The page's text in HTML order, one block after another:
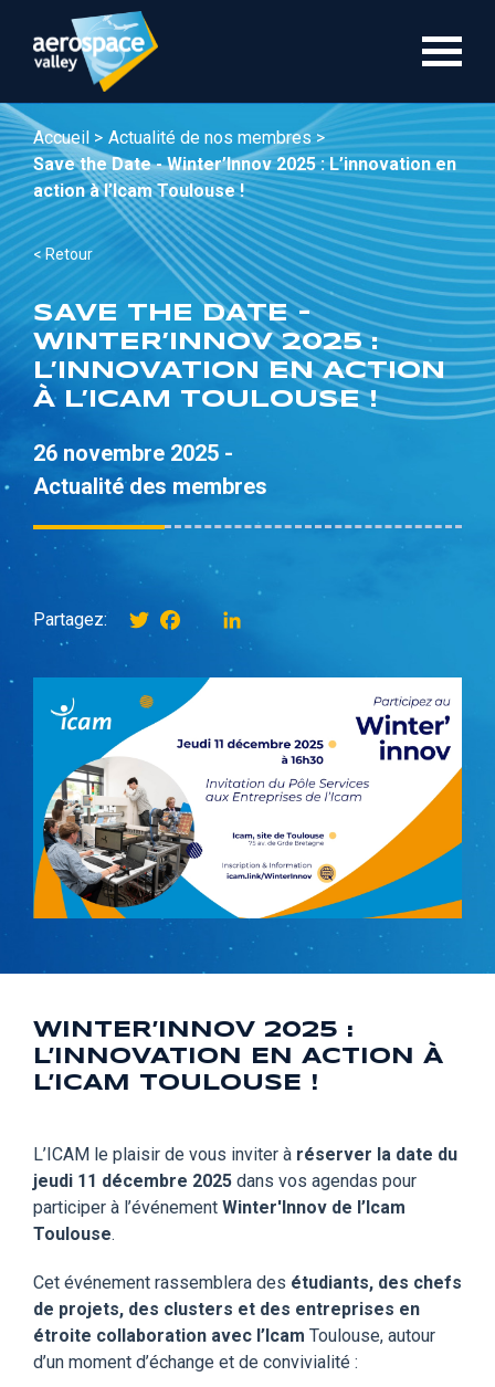
contenu
Accueil > Actualité de nos membres >
Save the Date - Winter’Innov 2025 : L’innovation en
action à l’Icam Toulouse !
< Retour
SAVE THE DATE -
WINTER’INNOV 2025 :
L’INNOVATION EN ACTION
À L’ICAM TOULOUSE !
26 novembre 2025 -
Actualité des membres
Partagez: TwitterFacebookinstagram
WINTER’INNOV 2025 :
L’INNOVATION EN ACTION À
L’ICAM TOULOUSE !
L’ICAM le plaisir de vous inviter à réserver la date du
jeudi 11 décembre 2025 dans vos agendas pour
participer à l’événement Winter'Innov de l’Icam
Toulouse.
Cet événement rassemblera des étudiants, des chefs
de projets, des clusters et des entreprises en
étroite collaboration avec l’Icam Toulouse, autour
d’un moment d’échange et de convivialité :